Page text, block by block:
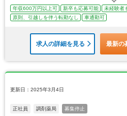
年収600万円以上可 新卒も応募可能
未経験者
原則、引越しを伴う転勤なし
車通勤可
求人の詳細を見る 最新の
更新日：2025年3月4日
正社員 調剤薬局 募集停止